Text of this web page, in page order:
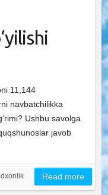
11,144
navbatchilikka
Ushbu savolga
javob
Read more